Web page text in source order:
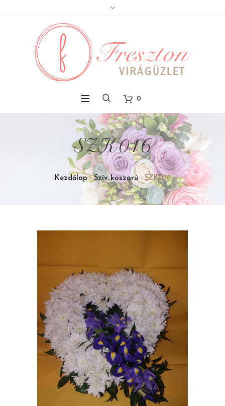
0
SZK016
Kezdőlap:Szív koszorú: SZK016